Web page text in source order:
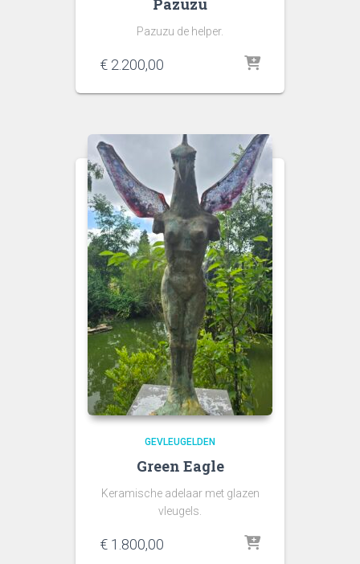
Pazuzu de helper.
€ 2.200,00
GEVLEUGELDEN
Green Eagle
Keramische adelaar met glazen
vleugels.
€ 1.800,00